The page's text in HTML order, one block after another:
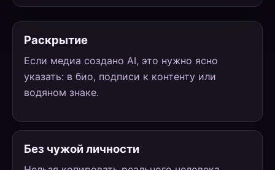
Раскрытие
Если медиа создано AI, это нужно ясно
указать: в био, подписи к контенту или
водяном знаке.
Без чужой личности